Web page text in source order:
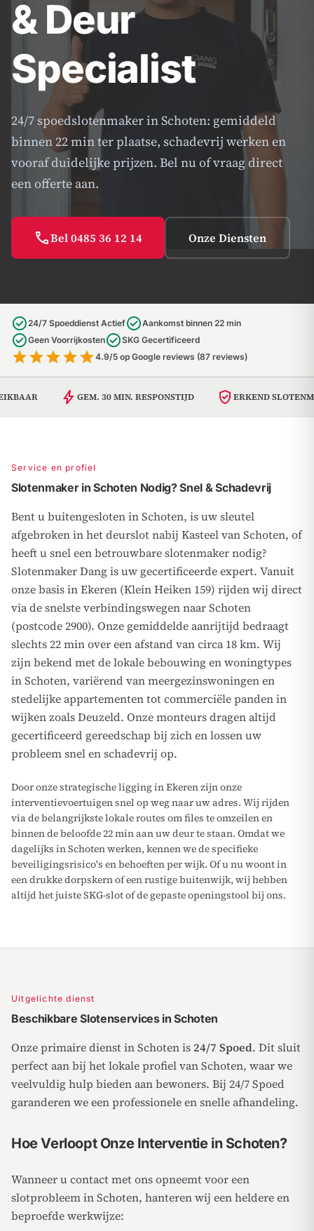
& Deur
Specialist
24/7 spoedslotenmaker in Schoten: gemiddeld
binnen 22 min ter plaatse, schadevrij werken en
vooraf duidelijke prijzen. Bel nu of vraag direct
een offerte aan.
callBel 0485 36 12 14 Onze Diensten
check_circle24/7 Spoeddienst Actiefcheck_circleAankomst binnen 22 min
check_circleGeen Voorrijkostencheck_circleSKG Gecertificeerd
starstarstarstarstar4.9/5 op Google reviews (87 reviews)
boltGEM. 30 MIN. RESPONSTIJD verified_userERKEND SLOTENMAKER
Service en profiel
Slotenmaker in Schoten Nodig? Snel & Schadevrij
Bent u buitengesloten in Schoten, is uw sleutel
afgebroken in het deurslot nabij Kasteel van Schoten, of
heeft u snel een betrouwbare slotenmaker nodig?
Slotenmaker Dang is uw gecertificeerde expert. Vanuit
onze basis in Ekeren (Klein Heiken 159) rijden wij direct
via de snelste verbindingswegen naar Schoten
(postcode 2900). Onze gemiddelde aanrijtijd bedraagt
slechts 22 min over een afstand van circa 18 km. Wij
zijn bekend met de lokale bebouwing en woningtypes
in Schoten, variërend van meergezinswoningen en
stedelijke appartementen tot commerciële panden in
wijken zoals Deuzeld. Onze monteurs dragen altijd
gecertificeerd gereedschap bij zich en lossen uw
probleem snel en schadevrij op.
Door onze strategische ligging in Ekeren zijn onze
interventievoertuigen snel op weg naar uw adres. Wij rijden
via de belangrijkste lokale routes om files te omzeilen en
binnen de beloofde 22 min aan uw deur te staan. Omdat we
dagelijks in Schoten werken, kennen we de specifieke
beveiligingsrisico's en behoeften per wijk. Of u nu woont in
een drukke dorpskern of een rustige buitenwijk, wij hebben
altijd het juiste SKG-slot of de gepaste openingstool bij ons.
Uitgelichte dienst
Beschikbare Slotenservices in Schoten
Onze primaire dienst in Schoten is24/7 Spoed. Dit sluit
perfect aan bij het lokale profiel van Schoten, waar we
veelvuldig hulp bieden aan bewoners. Bij 24/7 Spoed
garanderen we een professionele en snelle afhandeling.
Hoe Verloopt Onze Interventie in Schoten?
Wanneer u contact met ons opneemt voor een
slotprobleem in Schoten, hanteren wij een heldere en
beproefde werkwijze: